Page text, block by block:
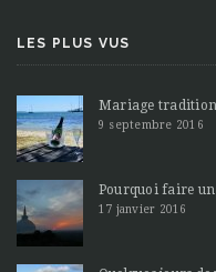
LES PLUS VUS
Mariage
9 septembre 2016
Pourquoi faire
17 janvier 2016